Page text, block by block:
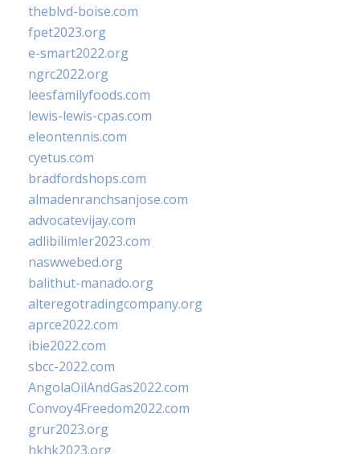
theblvd-boise.com
fpet2023.org
e-smart2022.org
ngrc2022.org
leesfamilyfoods.com
lewis-lewis-cpas.com
eleontennis.com
cyetus.com
bradfordshops.com
almadenranchsanjose.com
advocatevijay.com
adlibilimler2023.com
naswwebed.org
balithut-manado.org
alteregotradingcompany.org
aprce2022.com
ibie2022.com
sbcc-2022.com
AngolaOilAndGas2022.com
Convoy4Freedom2022.com
grur2023.org
hkhk2023.org